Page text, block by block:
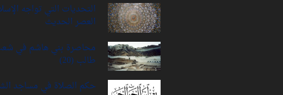
التحديات التي تواجه
العصر الحديث
محاصرة بني هاشم في
طالب (20)
حكم الصلاة في مساجد